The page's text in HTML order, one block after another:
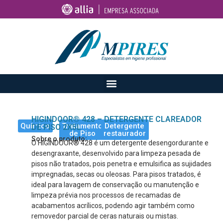
Químico
Tratamento
de Piso
Detergente
restaurador
HIGINDOOR® 428 – DETERGENTE CLAREADOR
DE PISO 2X5L
Sobre o produto:
O HIGINDOOR® 428 é um detergente desengordurante e
desengraxante, desenvolvido para limpeza pesada de
pisos não tratados, pois penetra e emulsifica as sujidades
impregnadas, secas ou oleosas. Para pisos tratados, é
ideal para lavagem de conservação ou manutenção e
limpeza prévia nos processos de recamadas de
acabamentos acrílicos, podendo agir também como
removedor parcial de ceras naturais ou mistas.